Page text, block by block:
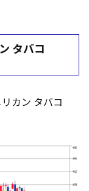
タバコ
カン タバコ